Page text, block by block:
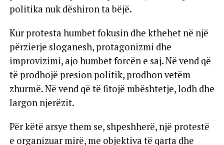
politika nuk dëshiron ta bëjë.
Kur protesta humbet fokusin dhe kthehet në një
përzierje sloganesh, protagonizmi dhe
improvizimi, ajo humbet forcën e saj. Në vend që
të prodhojë presion politik, prodhon vetëm
zhurmë. Në vend që të fitojë mbështetje, lodh dhe
largon njerëzit.
Për këtë arsye them se, shpeshherë, një protestë
e organizuar mirë, me objektiva të qarta dhe